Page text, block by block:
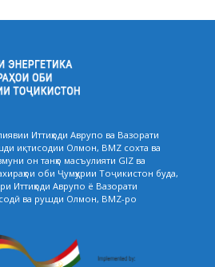
Иттиҳоди Аврупо ва Вазорати
иқтисодии Олмон, BMZ сохта ва
он танҳо масъулияти GIZ ва
оби Ҷумҳурии Тоҷикистон буда,
Иттиҳоди Аврупо ё Вазорати
ва рушди Олмон, BMZ-ро